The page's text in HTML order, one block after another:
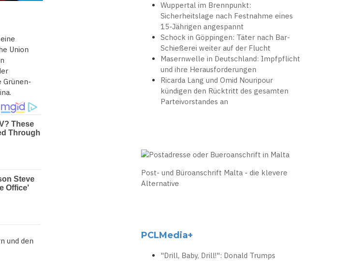
Union
Grünen-
und den
Wuppertal im Brennpunkt:
Sicherheitslage nach Festnahme eines
15-Jährigen angespannt
Schock in Göppingen: Täter nach Bar-
Schießerei weiter auf der Flucht
Masernwelle in Deutschland: Impfpflicht
und ihre Herausforderungen
Ricarda Lang und Omid Nouripour
kündigen den Rücktritt des gesamten
Parteivorstandes an
Post- und Büroanschrift Malta - die klevere
Alternative
PCLMedia+
"Drill, Baby, Drill!": Donald Trumps